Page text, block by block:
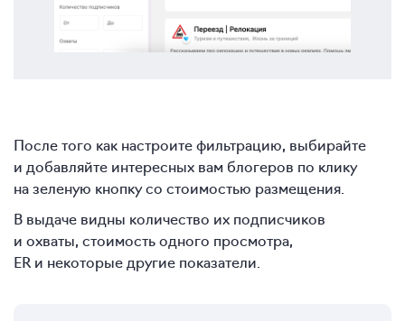
После того как настроите фильтрацию, выбирайте
и добавляйте интересных вам блогеров по клику
на зеленую кнопку со стоимостью размещения.
В выдаче видны количество их подписчиков
и охваты, стоимость одного просмотра,
ER и некоторые другие показатели.